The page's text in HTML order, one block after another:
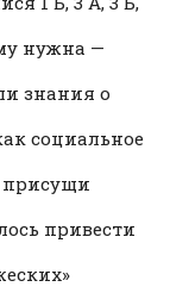
нужна —
знания о
социальное
присущи
привести